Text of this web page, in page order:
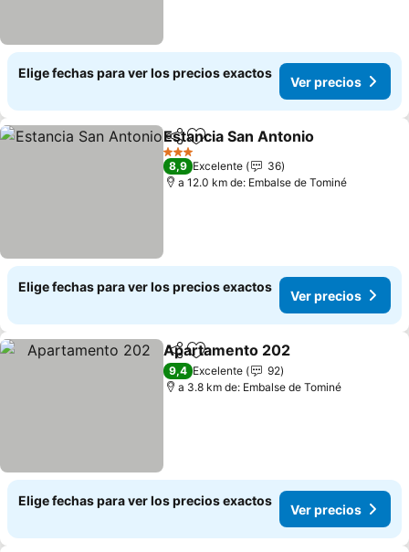
Elige fechas para ver los precios exactos
Ver precios
CompartirAgregar a favoritos
Estancia San Antonio
3 Estrellas
8,9 Excelente
36
a 12.0 km de: Embalse de Tominé
Elige fechas para ver los precios exactos
Ver precios
CompartirAgregar a favoritos
Apartamento 202
9,4 Excelente
92
a 3.8 km de: Embalse de Tominé
Elige fechas para ver los precios exactos
Ver precios